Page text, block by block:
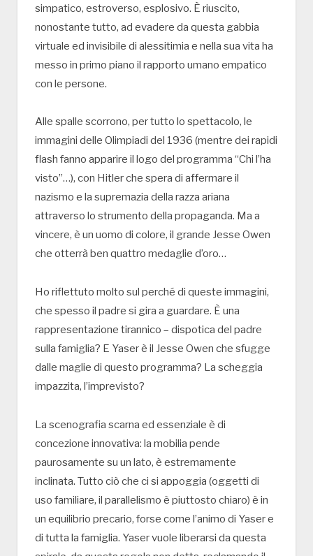
simpatico, estroverso, esplosivo. È riuscito,
nonostante tutto, ad evadere da questa gabbia
virtuale ed invisibile di alessitimia e nella sua vita ha
messo in primo piano il rapporto umano empatico
con le persone.
Alle spalle scorrono, per tutto lo spettacolo, le
immagini delle Olimpiadi del 1936 (mentre dei rapidi
flash fanno apparire il logo del programma “Chi l’ha
visto”…), con Hitler che spera di affermare il
nazismo e la supremazia della razza ariana
attraverso lo strumento della propaganda. Ma a
vincere, è un uomo di colore, il grande Jesse Owen
che otterrà ben quattro medaglie d’oro…
Ho riflettuto molto sul perché di queste immagini,
che spesso il padre si gira a guardare. È una
rappresentazione tirannico – dispotica del padre
sulla famiglia? E Yaser è il Jesse Owen che sfugge
dalle maglie di questo programma? La scheggia
impazzita, l’imprevisto?
La scenografia scarna ed essenziale è di
concezione innovativa: la mobilia pende
paurosamente su un lato, è estremamente
inclinata. Tutto ciò che ci si appoggia (oggetti di
uso familiare, il parallelismo è piuttosto chiaro) è in
un equilibrio precario, forse come l’animo di Yaser e
di tutta la famiglia. Yaser vuole liberarsi da questa